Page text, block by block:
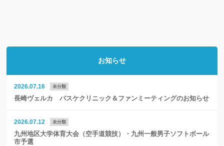
お知らせ
2026.07.16 未分類
長崎ヴェルカ バスケクリニック＆ファンミーティングのお知らせ
2026.07.12 未分類
九州地区大学体育大会（空手道競技）・九州一般男子ソフトボール
市予選